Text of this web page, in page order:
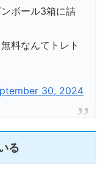
ボール3箱に詰
料なんてトレト
30, 2024
る